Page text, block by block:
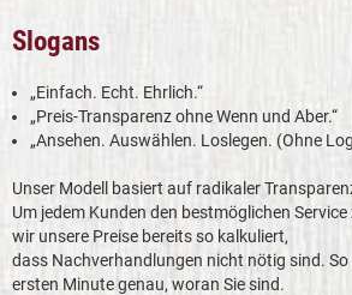
Slogans
„Einfach. Echt. Ehrlich.“
„Preis-Transparenz ohne Wenn und Aber.“
„Ansehen. Auswählen. Loslegen. (Ohne
Unser Modell basiert auf radikaler
Um jedem Kunden den bestmöglichen
wir unsere Preise bereits so kalkuliert,
dass Nachverhandlungen nicht nötig sind. So
ersten Minute genau, woran Sie sind.